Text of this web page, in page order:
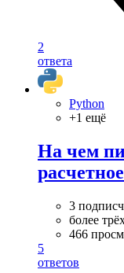
2
ответа
Python
+1 ещё
На чем
3
более
466
5
ответов